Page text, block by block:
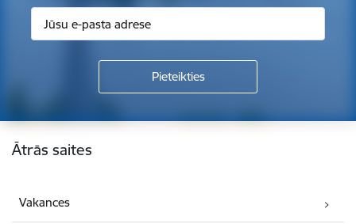
Kājene
Ātrās saites
Vakances